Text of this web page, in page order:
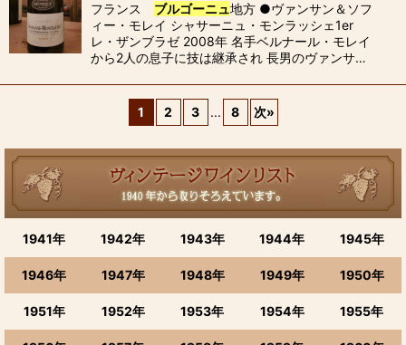
フランス ブルゴーニュ地方 ●ヴァンサン＆ソフ
ィー・モレイ シャサーニュ・モンラッシェ1er
レ・ザンブラゼ 2008年 名手ベルナール・モレイ
から2人の息子に技は継承され 長男のヴァンサ…
1 2 3 ... 8 次»
1941年 1942年 1943年 1944年 1945年
1946年 1947年 1948年 1949年 1950年
1951年 1952年 1953年 1954年 1955年